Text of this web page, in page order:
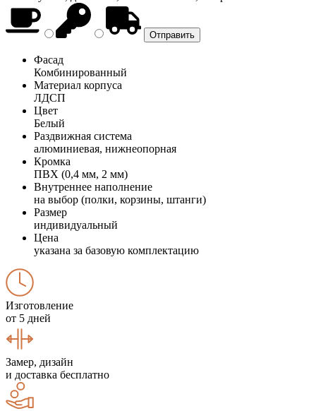
Фасад
Комбинированный
Материал корпуса
ЛДСП
Цвет
Белый
Раздвижная система
алюминиевая, нижнеопорная
Кромка
ПВХ (0,4 мм, 2 мм)
Внутреннее наполнение
на выбор (полки, корзины, штанги)
Размер
индивидуальный
Цена
указана за базовую комплектацию
Изготовление
от 5 дней
Замер, дизайн
и доставка бесплатно